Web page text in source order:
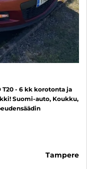
T20 - 6 kk korotonta ja
Suomi-auto, Koukku,
tampere